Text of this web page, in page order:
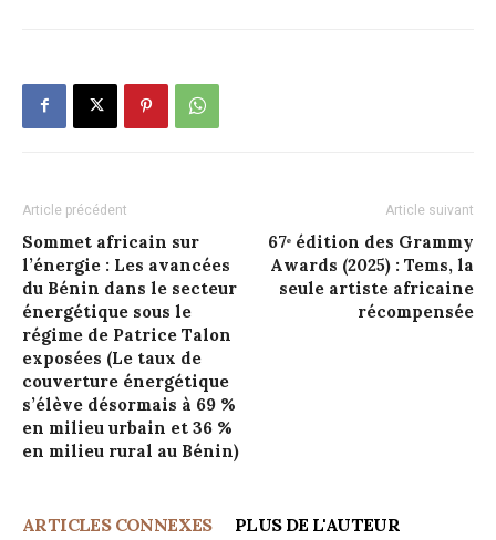
Article précédent
Sommet africain sur
l’énergie : Les avancées
du Bénin dans le secteur
énergétique sous le
régime de Patrice Talon
exposées (Le taux de
couverture énergétique
s’élève désormais à 69 %
en milieu urbain et 36 %
en milieu rural au Bénin)
Article suivant
67ᵉ édition des Grammy
Awards (2025) : Tems, la
seule artiste africaine
récompensée
ARTICLES CONNEXES PLUS DE L'AUTEUR